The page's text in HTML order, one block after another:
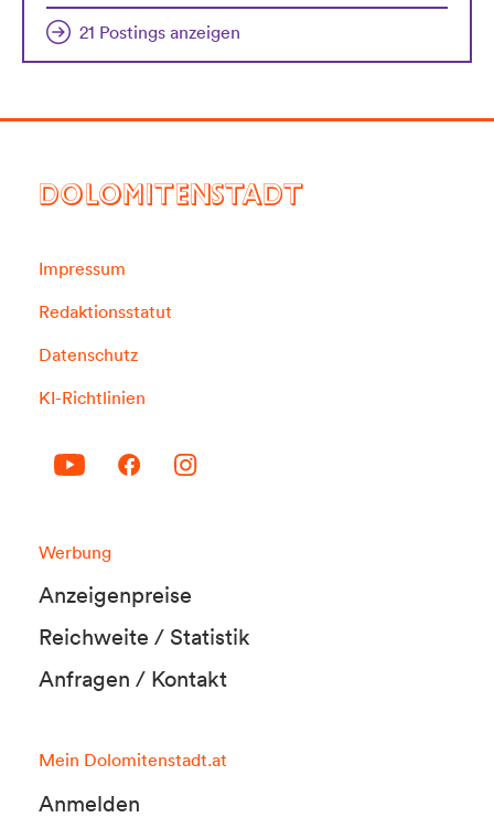
21 Postings anzeigen
DOLOMITENSTADT
Impressum
Redaktionsstatut
Datenschutz
KI-Richtlinien
Werbung
Anzeigenpreise
Reichweite / Statistik
Anfragen / Kontakt
Mein Dolomitenstadt.at
Anmelden